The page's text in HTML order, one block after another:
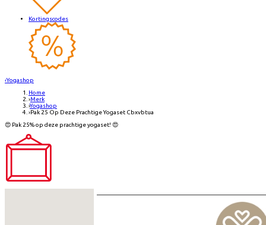
Kortingscodes
‹Yogashop
Home
›Merk
›Yogashop
›Pak 25 Op Deze Prachtige Yogaset Cbxvbtua
😍 Pak 25% op deze prachtige yogaset! 😍